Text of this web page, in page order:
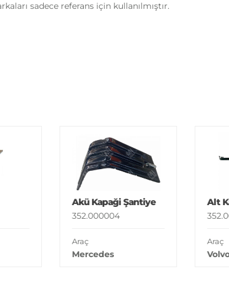
sadece referans için kullanılmıştır.
Akü Kapaği Şantiye
352.000004
Araç
Mercedes
Alt
Araç
Volvo